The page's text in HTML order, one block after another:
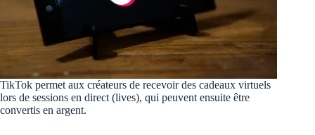
TikTok permet aux créateurs de recevoir des cadeaux virtuels
lors de sessions en direct (lives), qui peuvent ensuite être
convertis en argent.